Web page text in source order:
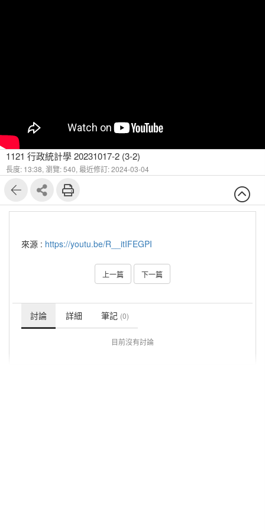
1121 行政統計學 20231017-2 (3-2)
長度: 13:38, 瀏覽: 540, 最近修訂: 2024-03-04
來源 : https://youtu.be/R__itIFEGPI
上一篇 下一篇
討論 詳細 筆記 (0)
目前沒有討論